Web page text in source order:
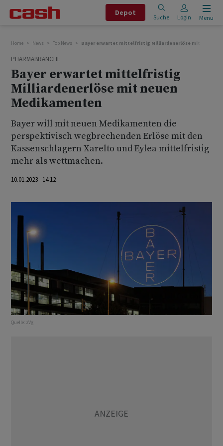
Depot
Suche Login Menu
Home News Top News Bayer erwartet mittelfristig Milliardenerlöse mit neuen
PHARMABRANCHE
Bayer erwartet mittelfristig
Milliardenerlöse mit neuen
Medikamenten
Bayer will mit neuen Medikamenten die
perspektivisch wegbrechenden Erlöse mit den
Kassenschlagern Xarelto und Eylea mittelfristig
mehr als wettmachen.
10.01.2023 14:12
Quelle: zVg